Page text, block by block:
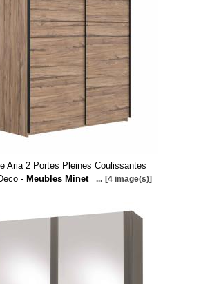
Aria 2 Portes Pleines Coulissantes
- Meubles Minet ... [4 image(s)]